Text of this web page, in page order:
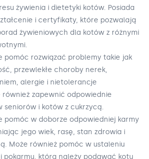
żywienia i dietetyki kotów. Posiada
i certyfikaty, które pozwalają
żywieniowych dla kotów z różnymi
pomóc rozwiązać problemy takie jak
przewlekłe choroby nerek,
alergie i nietolerancje
również zapewnić odpowiednie
seniorów i kotów z cukrzycą.
pomóc w doborze odpowiedniej karmy
jego wiek, rasę, stan zdrowia i
Może również pomóc w ustaleniu
pokarmu, którą należy podawać kotu